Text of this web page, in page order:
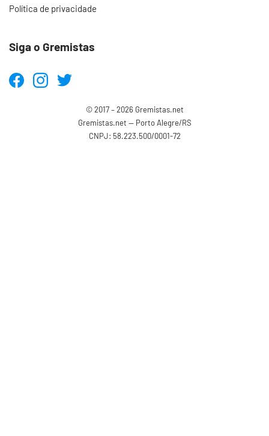
Política de privacidade
Siga o Gremistas
© 2017 – 2026 Gremistas.net
Gremistas.net — Porto Alegre/RS
CNPJ: 58.223.500/0001-72